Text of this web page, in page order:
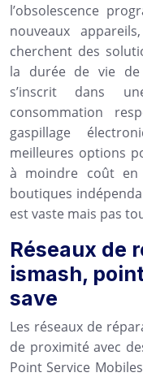
l’obsolescence
nouveaux
cherchent des
la durée de vie de
s’inscrit dans
consommation
gaspillage
meilleures options
à moindre coût en
boutiques
est vaste mais pas
Réseaux de
ismash,
save
Les réseaux de
de proximité avec
Point Service